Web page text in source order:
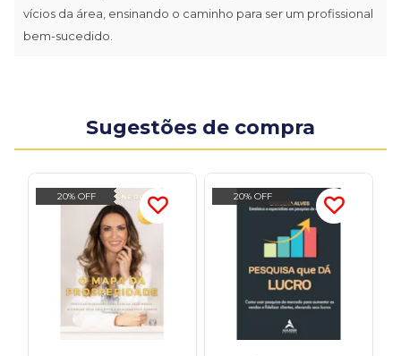
vícios da área, ensinando o caminho para ser um profissional
bem-sucedido.
Sugestões de compra
20% OFF 20% OFF